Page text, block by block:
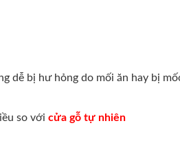
dễ bị hư hỏng do mối ăn hay bị
so với cửa gỗ tự nhiên